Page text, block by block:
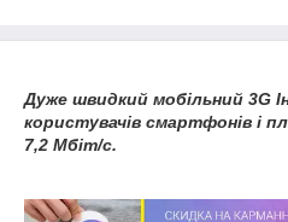
Дуже швидкий мобільний 3G
користувачів смартфонів і
7,2 Мбіт/с.